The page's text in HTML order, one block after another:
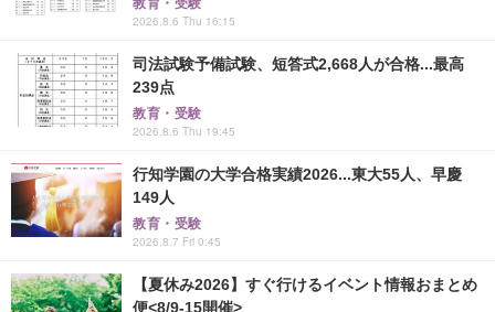
教育・受験
2026.8.6 Thu 16:15
司法試験予備試験、短答式2,668人が合格...最高
239点
教育・受験
2026.8.6 Thu 19:45
行知学園の大学合格実績2026...東大55人、早慶
149人
教育・受験
2026.8.7 Fri 0:45
【夏休み2026】すぐ行けるイベント情報おまとめ
便<8/9-15開催>